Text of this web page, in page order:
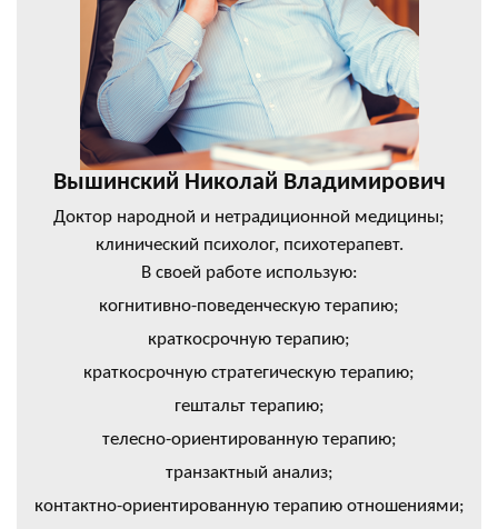
Вышинский Николай Владимирович
Доктор народной и нетрадиционной медицины;
клинический психолог, психотерапевт.
В своей работе использую:
когнитивно-поведенческую терапию;
краткосрочную терапию;
краткосрочную стратегическую терапию;
гештальт терапию;
телесно-ориентированную терапию;
транзактный анализ;
контактно-ориентированную терапию отношениями;